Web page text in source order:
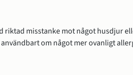
riktad misstanke mot något husdjur
om något mer ovanligt